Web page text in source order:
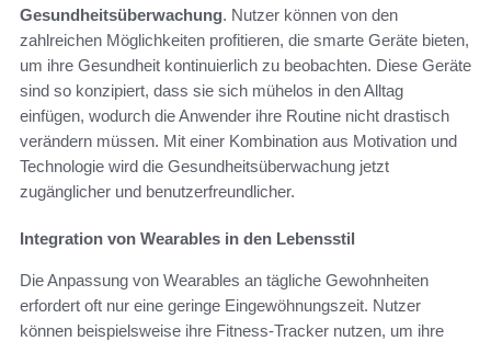
Gesundheitsüberwachung. Nutzer können von den
zahlreichen Möglichkeiten profitieren, die smarte Geräte bieten,
um ihre Gesundheit kontinuierlich zu beobachten. Diese Geräte
sind so konzipiert, dass sie sich mühelos in den Alltag
einfügen, wodurch die Anwender ihre Routine nicht drastisch
verändern müssen. Mit einer Kombination aus Motivation und
Technologie wird die Gesundheitsüberwachung jetzt
zugänglicher und benutzerfreundlicher.
Integration von Wearables in den Lebensstil
Die Anpassung von Wearables an tägliche Gewohnheiten
erfordert oft nur eine geringe Eingewöhnungszeit. Nutzer
können beispielsweise ihre Fitness-Tracker nutzen, um ihre